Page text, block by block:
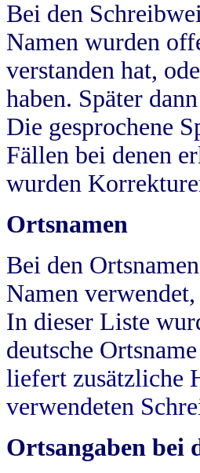
Bei den
Namen wurden
verstanden hat,
haben. Später
Die gesprochene
Fällen bei denen
wurden
Ortsnamen
Bei den
Namen
In dieser Liste
deutsche
liefert zusätzliche
verwendeten
Ortsangaben bei